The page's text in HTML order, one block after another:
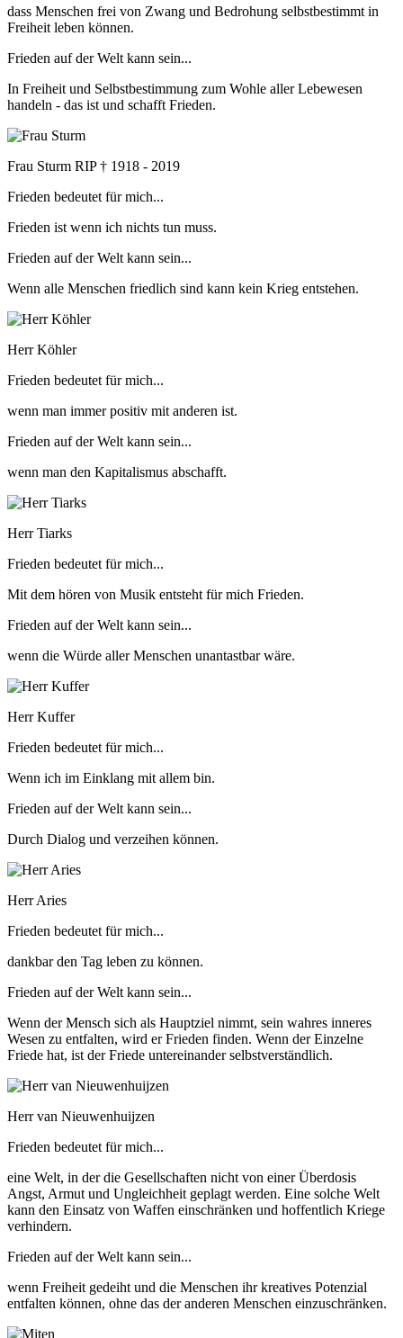
dass Menschen frei von Zwang und Bedrohung selbstbestimmt in
Freiheit leben können.
Frieden auf der Welt kann sein...
In Freiheit und Selbstbestimmung zum Wohle aller Lebewesen
handeln - das ist und schafft Frieden.
Frau Sturm RIP † 1918 - 2019
Frieden bedeutet für mich...
Frieden ist wenn ich nichts tun muss.
Frieden auf der Welt kann sein...
Wenn alle Menschen friedlich sind kann kein Krieg entstehen.
Herr Köhler
Frieden bedeutet für mich...
wenn man immer positiv mit anderen ist.
Frieden auf der Welt kann sein...
wenn man den Kapitalismus abschafft.
Herr Tiarks
Frieden bedeutet für mich...
Mit dem hören von Musik entsteht für mich Frieden.
Frieden auf der Welt kann sein...
wenn die Würde aller Menschen unantastbar wäre.
Herr Kuffer
Frieden bedeutet für mich...
Wenn ich im Einklang mit allem bin.
Frieden auf der Welt kann sein...
Durch Dialog und verzeihen können.
Herr Aries
Frieden bedeutet für mich...
dankbar den Tag leben zu können.
Frieden auf der Welt kann sein...
Wenn der Mensch sich als Hauptziel nimmt, sein wahres inneres
Wesen zu entfalten, wird er Frieden finden. Wenn der Einzelne
Friede hat, ist der Friede untereinander selbstverständlich.
Herr van Nieuwenhuijzen
Frieden bedeutet für mich...
eine Welt, in der die Gesellschaften nicht von einer Überdosis
Angst, Armut und Ungleichheit geplagt werden. Eine solche Welt
kann den Einsatz von Waffen einschränken und hoffentlich Kriege
verhindern.
Frieden auf der Welt kann sein...
wenn Freiheit gedeiht und die Menschen ihr kreatives Potenzial
entfalten können, ohne das der anderen Menschen einzuschränken.